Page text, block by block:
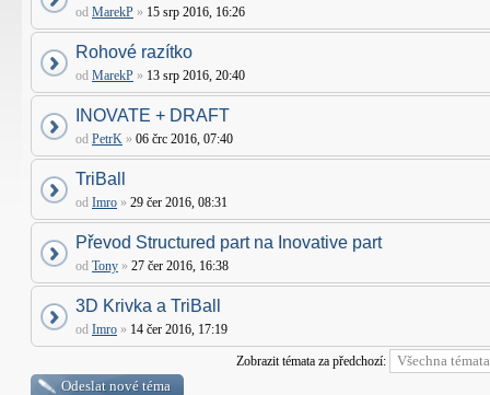
od MarekP » 15 srp 2016, 16:26
Rohové razítko
od MarekP » 13 srp 2016, 20:40
INOVATE + DRAFT
od PetrK » 06 črc 2016, 07:40
TriBall
od Imro » 29 čer 2016, 08:31
Převod Structured part na Inovative part
od Tony » 27 čer 2016, 16:38
3D Krivka a TriBall
od Imro » 14 čer 2016, 17:19
Zobrazit témata za předchozí:
Odeslat nové téma